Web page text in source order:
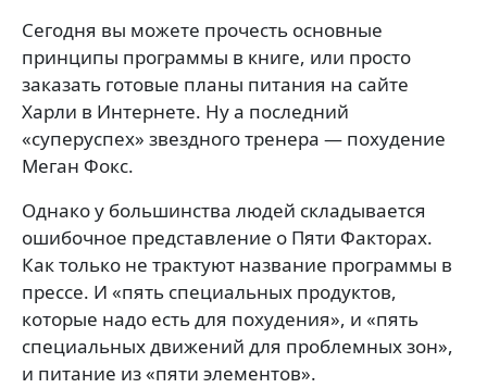
Сегодня вы можете прочесть основные
принципы программы в книге, или просто
заказать готовые планы питания на сайте
Харли в Интернете. Ну а последний
«суперуспех» звездного тренера — похудение
Меган Фокс.
Однако у большинства людей складывается
ошибочное представление о Пяти Факторах.
Как только не трактуют название программы в
прессе. И «пять специальных продуктов,
которые надо есть для похудения», и «пять
специальных движений для проблемных зон»,
и питание из «пяти элементов».